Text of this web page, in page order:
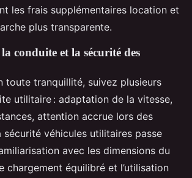
les frais supplémentaires location et
plus transparente.
conduite et la sécurité des
toute tranquillité, suivez plusieurs
utilitaire : adaptation de la vitesse,
attention accrue lors des
véhicules utilitaires passe
avec les dimensions du
chargement équilibré et l’utilisation